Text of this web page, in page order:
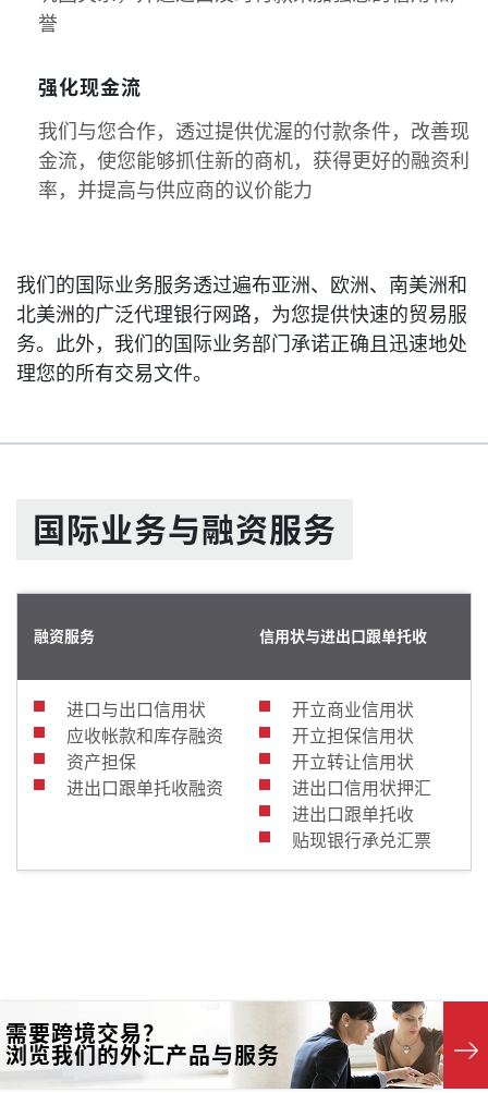
誉
强化现金流
我们与您合作，透过提供优渥的付款条件，改善现
金流，使您能够抓住新的商机，获得更好的融资利
率，并提高与供应商的议价能力
我们的国际业务服务透过遍布亚洲、欧洲、南美洲和
北美洲的广泛代理银行网路，为您提供快速的贸易服
务。此外，我们的国际业务部门承诺正确且迅速地处
理您的所有交易文件。
国际业务与融资服务
融资服务 信用状与进出口跟单托收
进口与出口信用状
应收帐款和库存融资
资产担保
进出口跟单托收融资
开立商业信用状
开立担保信用状
开立转让信用状
进出口信用状押汇
进出口跟单托收
贴现银行承兑汇票
需要跨境交易？
浏览我们的外汇产品与服务